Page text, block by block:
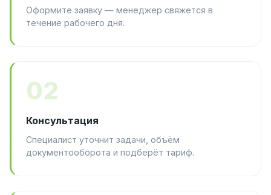
Оформите заявку — менеджер свяжется в
течение рабочего дня.
02
Консультация
Специалист уточнит задачи, объём
документооборота и подберёт тариф.